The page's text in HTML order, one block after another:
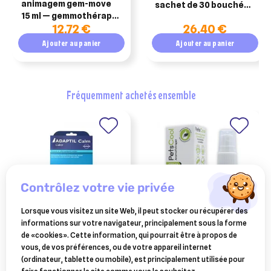
animagem gem-move
15 ml — gemmothérapie
confort articulaire
chien & chat
12,72 €
Ajouter au panier
sachet de 30 bouchées
26,40 €
Ajouter au panier
fréquemment achetés ensemble
CEVA SANTE ANIMALE
adaptil calm collier 62.5 cm
30,52 €
AXIENCE
petscool spray 15ml
9,83 €
contrôlez votre vie privée
Lorsque vous visitez un site Web, il peut stocker ou récupérer des
informations sur votre navigateur, principalement sous la forme
de «cookies». Cette information, qui pourrait être à propos de
vous, de vos préférences, ou de votre appareil internet
(ordinateur, tablette ou mobile), est principalement utilisée pour